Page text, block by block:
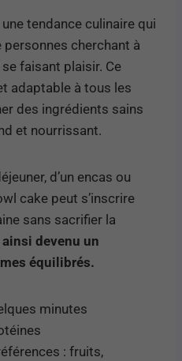
tendance culinaire qui
cherchant à
faisant plaisir. Ce
adaptable à tous les
des ingrédients sains
et nourrissant.
d’un encas ou
cake peut s’inscrire
sans sacrifier la
devenu un
équilibrés.
minutes
: fruits,